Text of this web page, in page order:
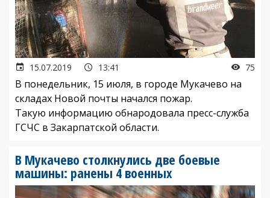
15.07.2019 13:41 75
В понедельник, 15 июля, в городе Мукачево на
складах Новой почты начался пожар.
Такую информацию обнародовала пресс-служба
ГСЧС в Закарпатской области.
В Мукачево столкнулись две боевые
машины: ранены 4 военных